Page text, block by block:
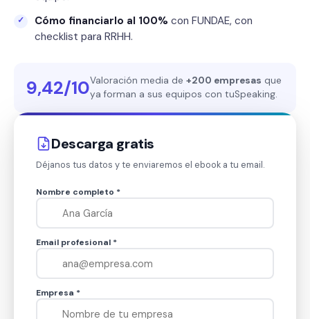
Cómo financiarlo al 100% con FUNDAE, con
checklist para RRHH.
9,42/10Valoración media de +200 empresas que
ya forman a sus equipos con tuSpeaking.
Descarga gratis
Déjanos tus datos y te enviaremos el ebook a tu email.
Nombre completo *
Email profesional *
Empresa *